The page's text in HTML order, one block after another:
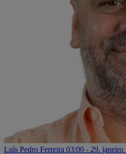
Luís Pedro Ferreira 03:00 - 29. janeiro